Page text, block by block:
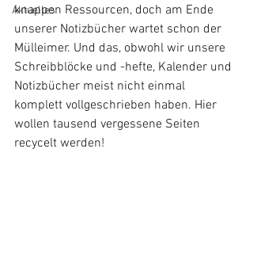
Aktuelles
knappen Ressourcen, doch am Ende
unserer Notizbücher wartet schon der
Mülleimer. Und das, obwohl wir unsere
Schreibblöcke und -hefte, Kalender und
Notizbücher meist nicht einmal
komplett vollgeschrieben haben. Hier
wollen tausend vergessene Seiten
recycelt werden!